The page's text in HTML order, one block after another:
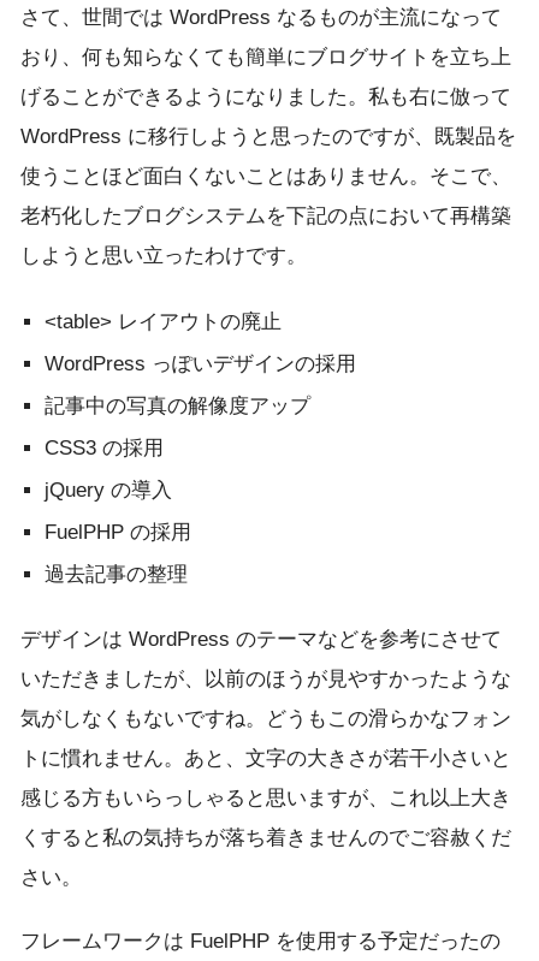
さて、世間では WordPress なるものが主流になって
おり、何も知らなくても簡単にブログサイトを立ち上
げることができるようになりました。私も右に倣って
WordPress に移行しようと思ったのですが、既製品を
使うことほど面白くないことはありません。そこで、
老朽化したブログシステムを下記の点において再構築
しようと思い立ったわけです。
<table> レイアウトの廃止
WordPress っぽいデザインの採用
記事中の写真の解像度アップ
CSS3 の採用
jQuery の導入
FuelPHP の採用
過去記事の整理
デザインは WordPress のテーマなどを参考にさせて
いただきましたが、以前のほうが見やすかったような
気がしなくもないですね。どうもこの滑らかなフォン
トに慣れません。あと、文字の大きさが若干小さいと
感じる方もいらっしゃると思いますが、これ以上大き
くすると私の気持ちが落ち着きませんのでご容赦くだ
さい。
フレームワークは FuelPHP を使用する予定だったの